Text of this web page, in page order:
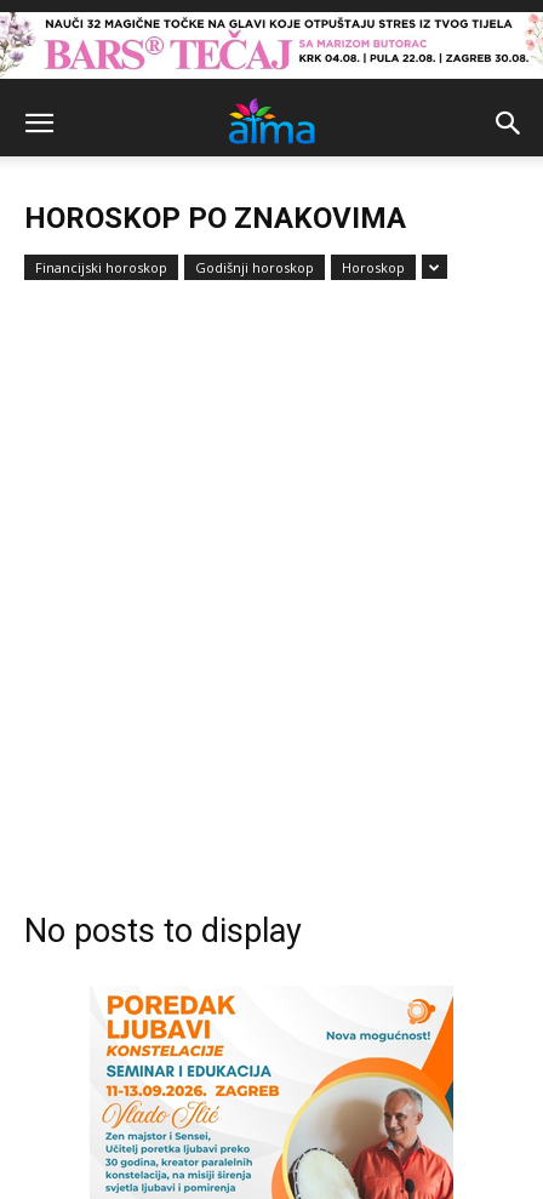
HOROSKOP PO ZNAKOVIMA
Financijski horoskop Godišnji horoskop Horoskop
No posts to display